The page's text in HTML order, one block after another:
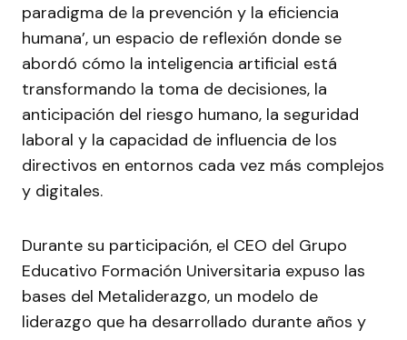
paradigma de la prevención y la eficiencia
humana’, un espacio de reflexión donde se
abordó cómo la inteligencia artificial está
transformando la toma de decisiones, la
anticipación del riesgo humano, la seguridad
laboral y la capacidad de influencia de los
directivos en entornos cada vez más complejos
y digitales.
Durante su participación, el CEO del Grupo
Educativo Formación Universitaria expuso las
bases del Metaliderazgo, un modelo de
liderazgo que ha desarrollado durante años y